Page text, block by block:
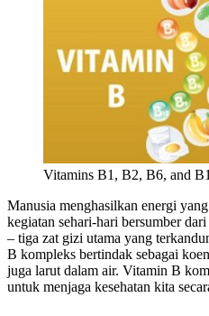
Vitamins B1, B2, B6, and
Manusia menghasilkan energi
kegiatan sehari-hari bersumber
– tiga zat gizi utama yang
B kompleks bertindak sebagai
juga larut dalam air. Vitamin B
untuk menjaga kesehatan kita